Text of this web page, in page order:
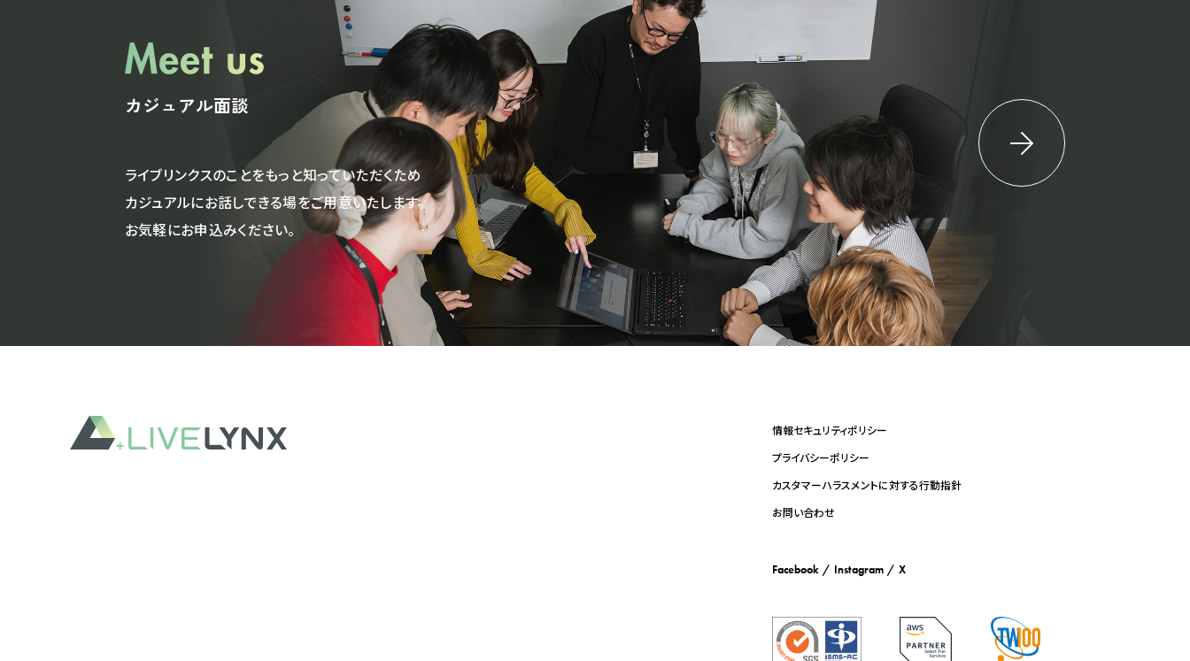
カジュアル面談
ライブリンクスのことをもっと知っていただくため
カジュアルにお話しできる場をご用意いたします。
お気軽にお申込みください。
情報セキュリティポリシー
プライバシーポリシー
カスタマーハラスメントに対する行動指針
お問い合わせ
Facebook Instagram X